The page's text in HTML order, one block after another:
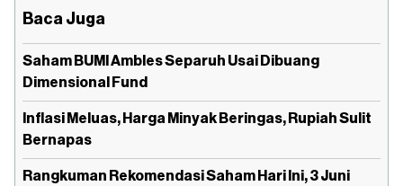
Baca Juga
Saham BUMI Ambles Separuh Usai Dibuang
Dimensional Fund
Inflasi Meluas, Harga Minyak Beringas, Rupiah Sulit
Bernapas
Rangkuman Rekomendasi Saham Hari Ini, 3 Juni